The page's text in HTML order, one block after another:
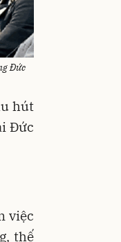
Đức
hút
Đức
việc
thế